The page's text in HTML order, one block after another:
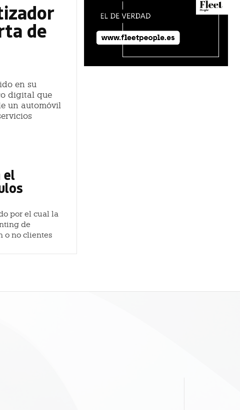
de
en su
digital que
un automóvil
el
por el cual la
de
o no clientes